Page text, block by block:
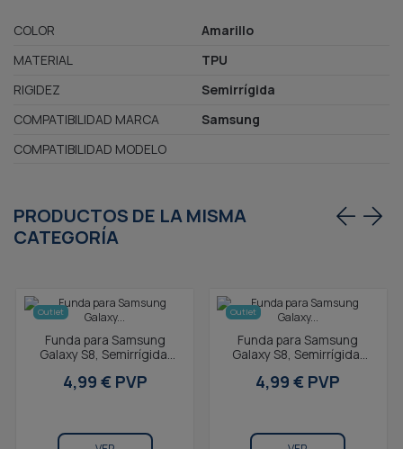
COLOR
Amarillo
MATERIAL
TPU
RIGIDEZ
Semirrígida
COMPATIBILIDAD MARCA
Samsung
COMPATIBILIDAD MODELO
PRODUCTOS DE LA MISMA
CATEGORÍA
Outlet
Funda para Samsung
Galaxy S8, Semirrígida,
Gris
4,99 € PVP
Outlet
Funda para Samsung
Galaxy S8, Semirrígida,
4,99 € PVP